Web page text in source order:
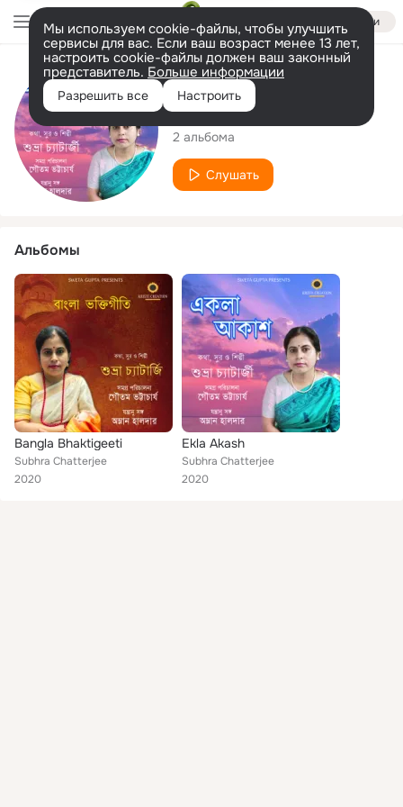
Войти
Мы используем cookie-файлы, чтобы улучшить
сервисы для вас. Если ваш возраст менее 13 лет,
настроить cookie-файлы должен ваш законный
представитель. Больше информации
Разрешить все Настроить
Исполнитель
Subhra Chatterjee
2 альбома
Слушать
Альбомы
Bangla Bhaktigeeti
Subhra Chatterjee
2020
Ekla Akash
Subhra Chatterjee
2020